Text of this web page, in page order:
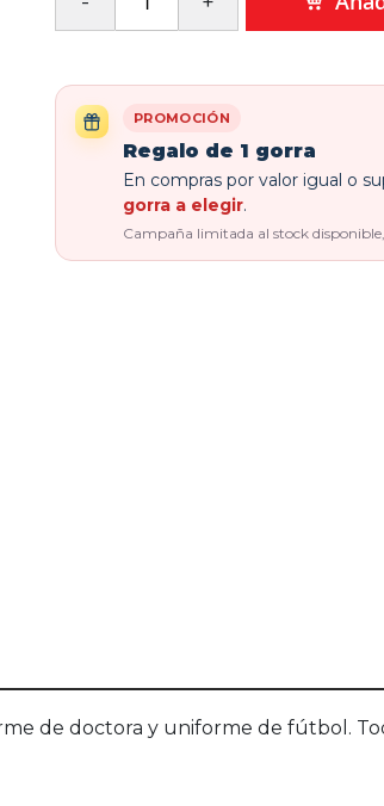
PROMOCIÓN
Regalo de 1 gorra
En compras por valor igual o
gorra a elegir.
Campaña limitada al stock
de doctora y uniforme de fútbol.